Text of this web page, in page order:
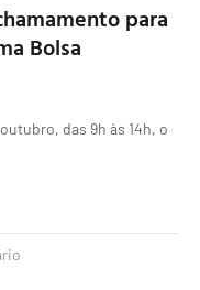
para
Bolsa
das 9h às 14h, o